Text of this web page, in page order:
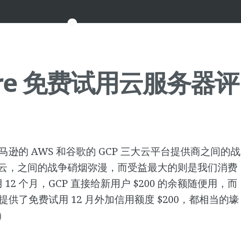
免费试用云服务器评
逊的 AWS 和谷歌的 GCP 三大云平台提供商之间的战
，之间的战争硝烟弥漫，而受益最大的则是我们消费
个月，GCP 直接给新用户 $200 的余额随便用，而
供了免费试用 12 月外加信用额度 $200，都相当的壕